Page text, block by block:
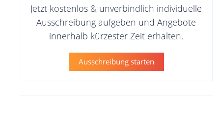
Jetzt kostenlos & unverbindlich individuelle
Ausschreibung aufgeben und Angebote
innerhalb kürzester Zeit erhalten.
Ausschreibung starten